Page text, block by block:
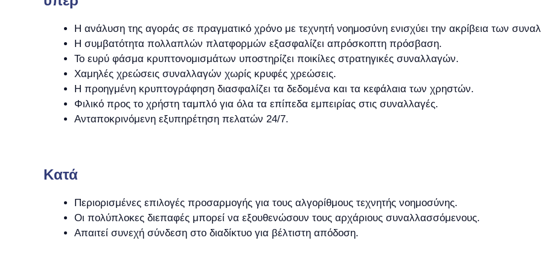
Η ανάλυση της αγοράς σε πραγματικό χρόνο με τεχνητή νοημοσύνη ενισχύει την ακρίβεια των
Η συμβατότητα πολλαπλών πλατφορμών εξασφαλίζει απρόσκοπτη πρόσβαση.
Το ευρύ φάσμα κρυπτονομισμάτων υποστηρίζει ποικίλες στρατηγικές συναλλαγών.
Χαμηλές χρεώσεις συναλλαγών χωρίς κρυφές χρεώσεις.
Η προηγμένη κρυπτογράφηση διασφαλίζει τα δεδομένα και τα κεφάλαια των χρηστών.
Φιλικό προς το χρήστη ταμπλό για όλα τα επίπεδα εμπειρίας στις συναλλαγές.
Ανταποκρινόμενη εξυπηρέτηση πελατών 24/7.
Kατά
Περιορισμένες επιλογές προσαρμογής για τους αλγορίθμους τεχνητής νοημοσύνης.
Οι πολύπλοκες διεπαφές μπορεί να εξουθενώσουν τους αρχάριους συναλλασσόμενους.
Απαιτεί συνεχή σύνδεση στο διαδίκτυο για βέλτιστη απόδοση.